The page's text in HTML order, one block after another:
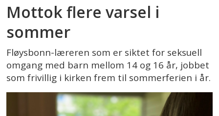
Mottok flere varsel i
sommer
Fløysbonn-læreren som er siktet for seksuell
omgang med barn mellom 14 og 16 år, jobbet
som frivillig i kirken frem til sommerferien i år.